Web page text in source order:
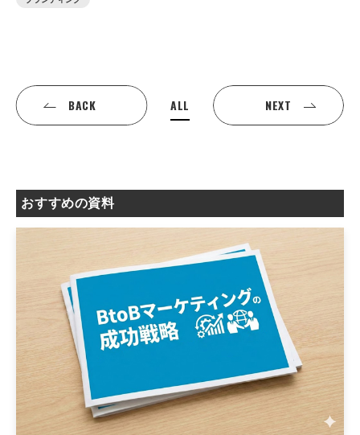
BACK ALL NEXT
おすすめの資料